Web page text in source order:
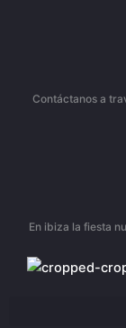
Contáctanos a
En ibiza la fiesta